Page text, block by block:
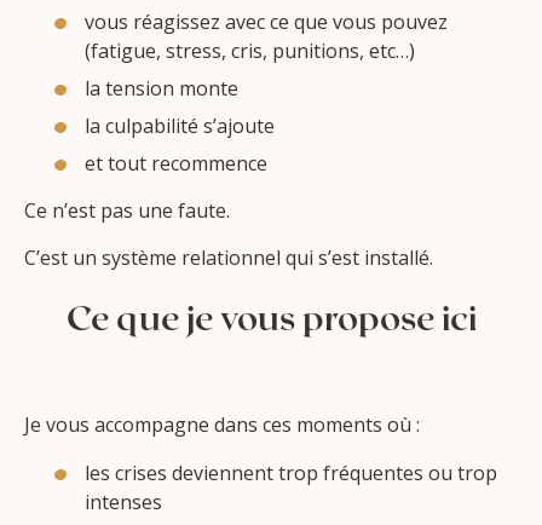
vous réagissez avec ce que vous pouvez
(fatigue, stress, cris, punitions, etc…)
la tension monte
la culpabilité s’ajoute
et tout recommence
Ce n’est pas une faute.
C’est un système relationnel qui s’est installé.
Ce que je vous propose ici
Je vous accompagne dans ces moments où :
les crises deviennent trop fréquentes ou trop
intenses